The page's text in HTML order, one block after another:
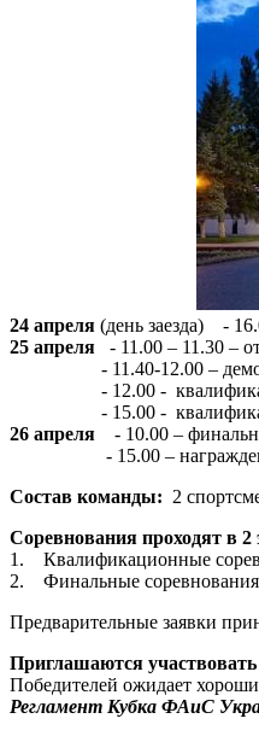
24 апреля (день заезда) -
25 апреля - 11.00 – 11.30 –
- 11.40-12.00 –
- 12.00 -
- 15.00 -
26 апреля
- 10.00 –
- 15.00 – награждение
Состав команды: 2
Соревнования проходят в 2
1. Квалификационные
2. Финальные соревнования
Предварительные заявки
Приглашаются
Победителей ожидает
Регламент Кубка ФАиС